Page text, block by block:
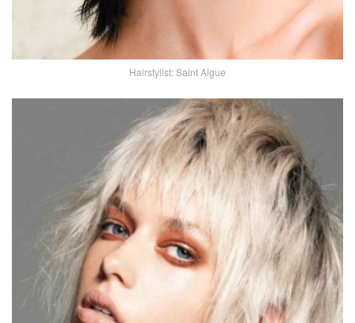
Hairstylist: Saint Algue